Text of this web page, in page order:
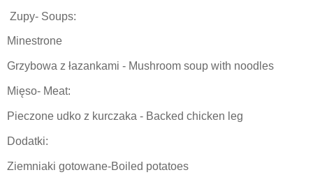
Zupy- Soups:
Minestrone
Grzybowa z łazankami - Mushroom soup with noodles
Mięso- Meat:
Pieczone udko z kurczaka - Backed chicken leg
Dodatki:
Ziemniaki gotowane-Boiled potatoes